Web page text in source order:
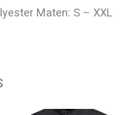
Maten: S – XXL